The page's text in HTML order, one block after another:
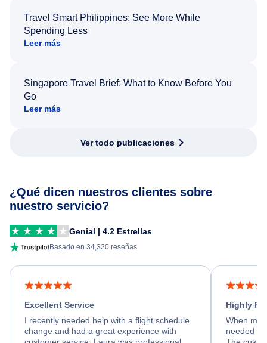
Travel Smart Philippines: See More While
Spending Less
Leer más
Singapore Travel Brief: What to Know Before You
Go
Leer más
Ver todo publicaciones
¿Qué dicen nuestros clientes sobre
nuestro servicio?
Genial | 4.2 Estrellas
Basado en 34,320 reseñas
Excellent Service
I recently needed help with a flight schedule
change and had a great experience with
Highly
When my
needed